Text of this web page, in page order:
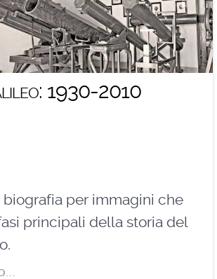
1930-2010
biografia per immagini che
principali della storia del